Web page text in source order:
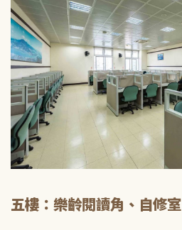
五樓：樂齡閱讀角、自修室